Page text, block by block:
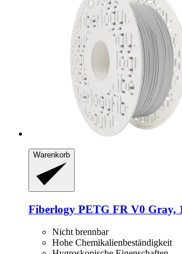
Warenkorb
Fiberlogy PETG FR V0 Gray,
Nicht brennbar
Hohe Chemikalienbeständigkeit